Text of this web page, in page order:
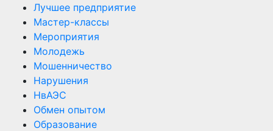
Лучшее предприятие
Мастер-классы
Мероприятия
Молодежь
Мошенничество
Нарушения
НвАЭС
Обмен опытом
Образование